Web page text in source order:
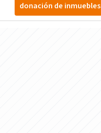
donación de inmuebles